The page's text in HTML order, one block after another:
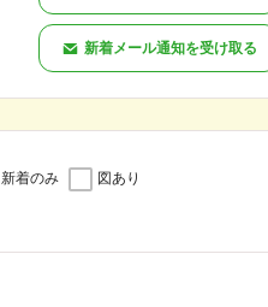
新着メール通知を受け取る
新着のみ 図あり